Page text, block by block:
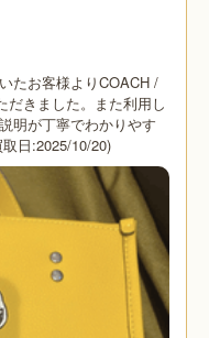
たお客様よりCOACH /
だきました。また利用し
明が丁寧でわかりやす
日:2025/10/20)